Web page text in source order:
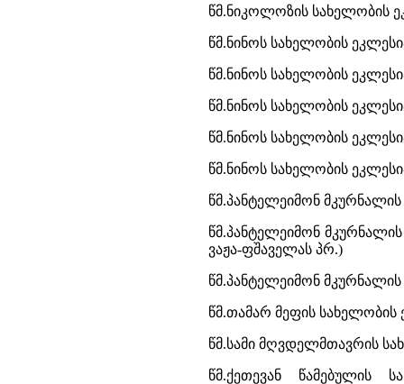
წმ.ნიკოლოზის სახელობის
წმ.ნინოს სახელობის
წმ.ნინოს სახელობის
წმ.ნინოს სახელობის
წმ.ნინოს სახელობის
წმ.ნინოს სახელობის
წმ.პანტელეიმონ
წმ.პანტელეიმონ
ვაჟა-ფშაველას პრ.)
წმ.პანტელეიმონ
წმ.თამარ მეფის
წმ.სამი მღვდელმთავრის
წმ.ქეთევან წამებულის